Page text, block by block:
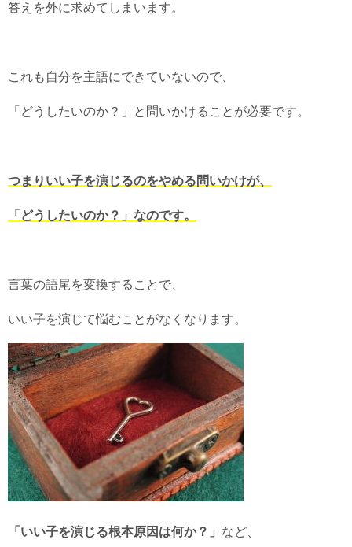
答えを外に求めてしまいます。
これも自分を主語にできていないので、
「どうしたいのか？」と問いかけることが必要です。
つまりいい子を演じるのをやめる問いかけが、
「どうしたいのか？」なのです。
言葉の語尾を変換することで、
いい子を演じて悩むことがなくなります。
「いい子を演じる根本原因は何か？」 など、